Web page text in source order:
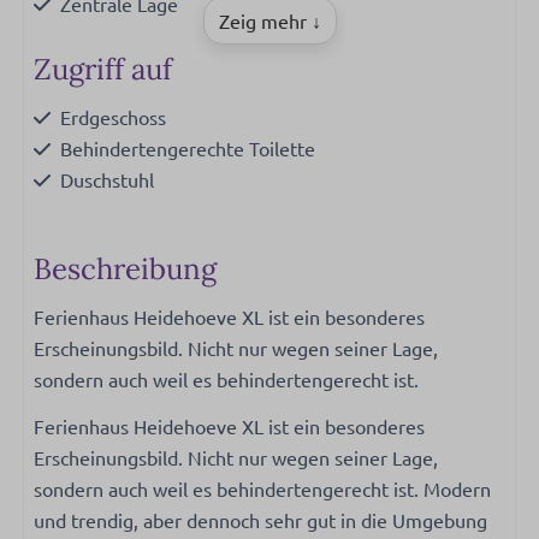
Zugriff auf
Erdgeschoss
Behindertengerechte Toilette
Duschstuhl
Schlafzimmer
Einzelbett: 4
Badezimmer
Dusche
Toilette
Twee badkamers
Spülbecken: 1
Zeig mehr ↓
Beschreibung
Ferienhaus Heidehoeve XL ist ein besonderes
Erscheinungsbild. Nicht nur wegen seiner Lage,
sondern auch weil es behindertengerecht ist.
Ferienhaus Heidehoeve XL ist ein besonderes
Erscheinungsbild. Nicht nur wegen seiner Lage,
sondern auch weil es behindertengerecht ist. Modern
und trendig, aber dennoch sehr gut in die Umgebung